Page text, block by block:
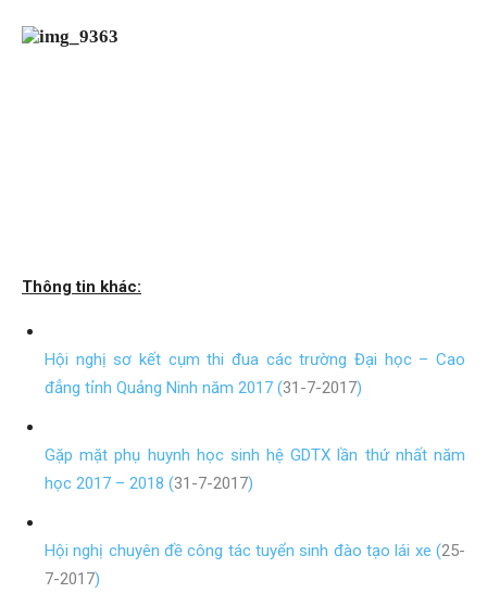
Thông tin khác:
Hội nghị sơ kết cụm thi đua các trường Đại học – Cao
đẳng tỉnh Quảng Ninh năm 2017 (31-7-2017)
Gặp mặt phụ huynh học sinh hệ GDTX lần thứ nhất năm
học 2017 – 2018 (31-7-2017)
Hội nghị chuyên đề công tác tuyển sinh đào tạo lái xe (25-
7-2017)